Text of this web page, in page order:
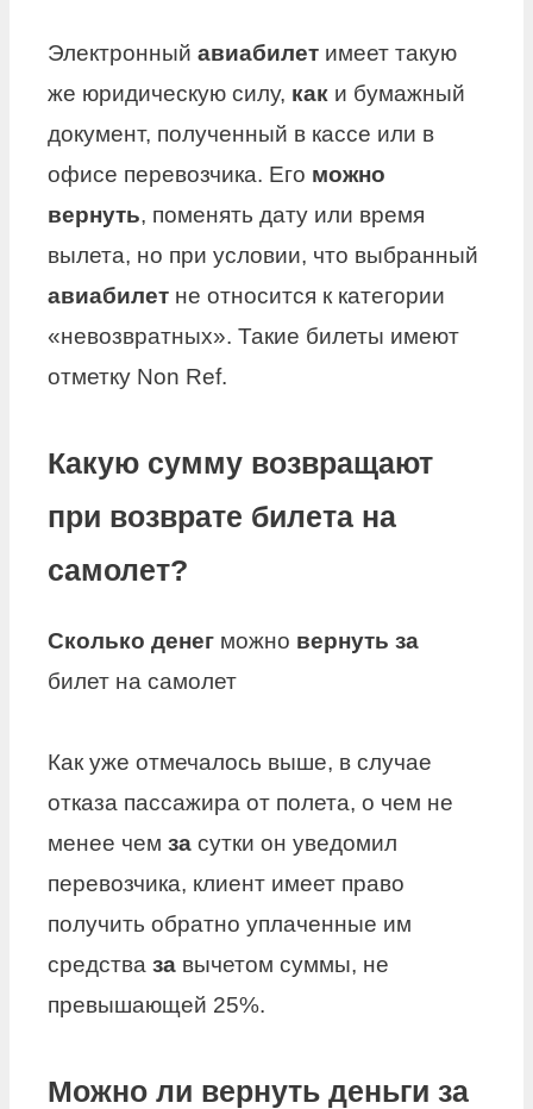
Электронный авиабилет имеет такую
же юридическую силу, как и бумажный
документ, полученный в кассе или в
офисе перевозчика. Его можно
вернуть, поменять дату или время
вылета, но при условии, что выбранный
авиабилет не относится к категории
«невозвратных». Такие билеты имеют
отметку Non Ref.
Какую сумму возвращают
при возврате билета на
самолет?
Сколько денег можно вернуть за
билет на самолет
Как уже отмечалось выше, в случае
отказа пассажира от полета, о чем не
менее чем за сутки он уведомил
перевозчика, клиент имеет право
получить обратно уплаченные им
средства за вычетом суммы, не
превышающей 25%.
Можно ли вернуть деньги за